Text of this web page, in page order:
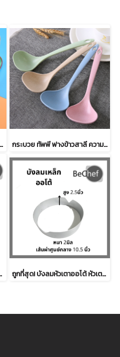
เซ็ตซิลิโคน 7 ชิ้น อุปกรณ์ครัวซิลิโคน ทัพพี ไม้พาย ที่ตีไข่ แปรงทาเนย แปรงทาน้ำมัน ไม่ละลาย ทนความร้อนสูง กระบวย ทัพพี ฟางข้าวสาลี ความยาว 23cm กระบวยตักอาหาร กระบวยตักซุป สามารถย่อยสลายได้ มีทั้งหมด 4 สีให้เลือก
สริมห้องครัว ปลอดภัย ไม่เสียรูป สีไม่ซีด ถูกที่สุด! บังลมหัวเตาออโต้ หัวเตาบังลมเหล็ก บังลมเตาแก๊สบ้าน 2.5 นิ้ว สำหรับเตาออโต้ ความหนา 2มิล แข็งแรง ทนทาน